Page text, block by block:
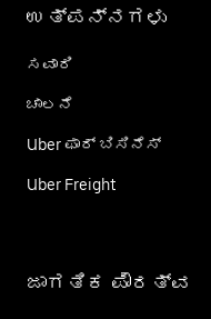
ಉತ್ಪನ್ನಗಳು
ಸವಾರಿ
ಚಾಲನೆ
Uber ಫಾರ್ ಬಿಸಿನೆಸ್
Uber Freight
ಜಾಗತಿಕ ಪೌರತ್ವ